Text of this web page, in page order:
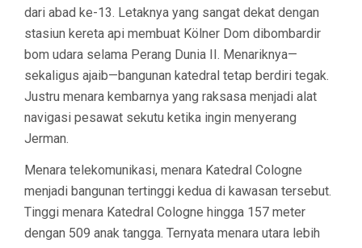
dari abad ke-13. Letaknya yang sangat dekat dengan
stasiun kereta api membuat Kölner Dom dibombardir
bom udara selama Perang Dunia II. Menariknya—
sekaligus ajaib—bangunan katedral tetap berdiri tegak.
Justru menara kembarnya yang raksasa menjadi alat
navigasi pesawat sekutu ketika ingin menyerang
Jerman.
Menara telekomunikasi, menara Katedral Cologne
menjadi bangunan tertinggi kedua di kawasan tersebut.
Tinggi menara Katedral Cologne hingga 157 meter
dengan 509 anak tangga. Ternyata menara utara lebih